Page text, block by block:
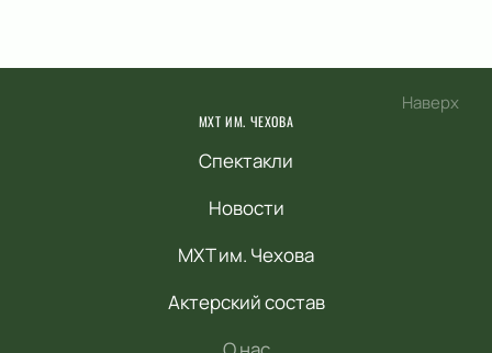
Наверх
МХТ ИМ. ЧЕХОВА
Спектакли
Новости
МХТ им. Чехова
Актерский состав